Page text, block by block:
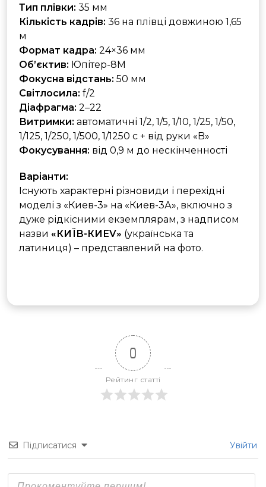
Тип плівки: 35 мм
Кількість кадрів: 36 на плівці довжиною 1,65
м
Формат кадра: 24×36 мм
Об’єктив: Юпітер-8М
Фокусна відстань: 50 мм
Світлосила: f/2
Діафрагма: 2–22
Витримки: автоматичні 1/2, 1/5, 1/10, 1/25, 1/50,
1/125, 1/250, 1/500, 1/1250 с + від руки «B»
Фокусування: від 0,9 м до нескінченності
Варіанти:
Існують характерні різновиди і перехідні
моделі з «Киев-3» на «Киев-3А», включно з
дуже рідкісними екземплярам, з надписом
назви «КИЇВ-КИЕV» (українська та
латиниця) – представлений на фото.
0
Рейтинг статті
Підписатися Увійти